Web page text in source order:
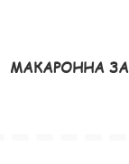
МАКАРОННА